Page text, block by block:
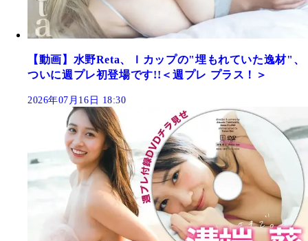
【動画】水野Reta、Ｉカップの"埋もれていた逸材"、
ついに週プレ初登場です!!＜週プレ プラス！＞
2026年07月16日 18:30